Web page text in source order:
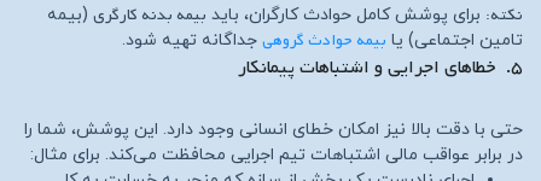
نکته: برای پوشش کامل حوادث کارگران، باید بیمه بدنه کارگری (بیمه
تامین اجتماعی) یا بیمه حوادث گروهی جداگانه تهیه شود.
۵. خطاهای اجرایی و اشتباهات پیمانکار
حتی با دقت بالا نیز امکان خطای انسانی وجود دارد. این پوشش، شما را
در برابر عواقب مالی اشتباهات تیم اجرایی محافظت می‌کند. برای مثال: